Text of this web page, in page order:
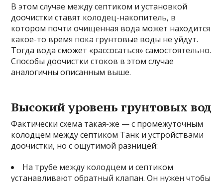
В этом случае между септиком и установкой
доочистки ставят колодец-накопитель, в
котором почти очищенная вода может находится
какое-то время пока грунтовые воды не уйдут.
Тогда вода сможет «рассосаться» самостоятельно.
Способы доочистки стоков в этом случае
аналогичны описанным выше.
Высокий уровень грунтовых вод
Фактически схема такая-же — с промежуточным
колодцем между септиком Танк и устройствами
доочистки, но с ощутимой разницей:
На трубе между колодцем и септиком
устанавливают обратный клапан. Он нужен чтобы